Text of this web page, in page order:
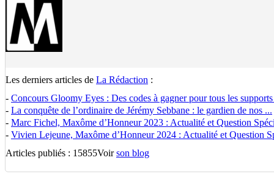
Les derniers articles de La Rédaction :
- Concours Gloomy Eyes : Des codes à gagner pour tous les
- La conquête de l’ordinaire de Jérémy Sebbane : le gardien de nos ...
- Marc Fichel, Maxôme d’Honneur 2023 : Actualité et Question
- Vivien Lejeune, Maxôme d’Honneur 2024 : Actualité et Question
Articles publiés : 15855Voirson blog